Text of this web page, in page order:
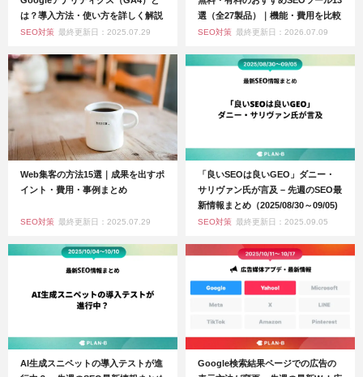
は？導入方法・使い方を詳しく解説
SEO対策 最終更新日：2025.07.29
選（全27製品）｜機能・費用を比較
SEO対策 最終更新日：2026.07.09
Web集客の方法15選｜成果を出すポ
イント・費用・事例まとめ
SEO対策 最終更新日：2025.07.29
「良いSEOは良いGEO」ダニー・
サリヴァン氏が言及 – 先週のSEO最
新情報まとめ（2025/08/30～09/05)
SEO対策 最終更新日：2025.09.05
AI生成スニペットの導入テストが進
Google検索結果ページでの広告の